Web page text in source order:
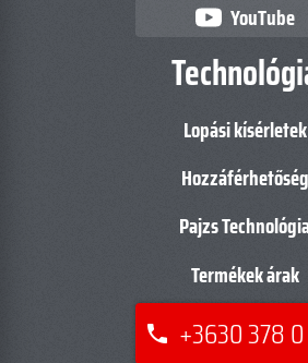
YouTube
Lopási kísérletek
Hozzáférhetőség
Pajzs
Termékek árak
phone +3630 378